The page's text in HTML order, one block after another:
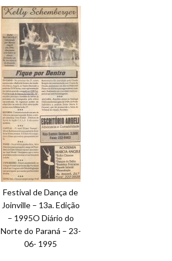
Festival de Dança de
Joinville – 13a. Edição
– 1995O Diário do
Norte do Paraná – 23-
06- 1995